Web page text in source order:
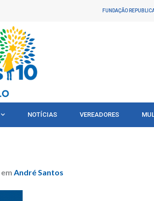
FUNDAÇÃO
NOTÍCIAS VEREADORES
em André Santos